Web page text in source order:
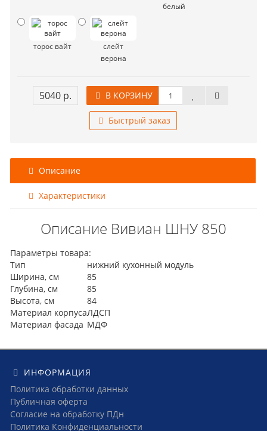
белый
торос вайт
слейт
верона
5040 р. В КОРЗИНУ
Быстрый заказ
Описание
Характеристики
Описание Вивиан ШНУ 850
Параметры товара:
Тип
нижний кухонный модуль
Ширина, см
85
Глубина, см
85
Высота, см
84
Материал корпусаЛДСП
Материал фасада МДФ
ИНФОРМАЦИЯ
Политика обработки данных
Публичная оферта
Согласие на обработку ПДн
Политика Конфиденциальности